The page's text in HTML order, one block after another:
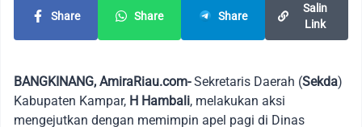
Share Share Share
Salin
Link
BANGKINANG, AmiraRiau.com-Sekretaris Daerah (Sekda)
Kabupaten Kampar, H Hambali, melakukan aksi
mengejutkan dengan memimpin apel pagi di Dinas